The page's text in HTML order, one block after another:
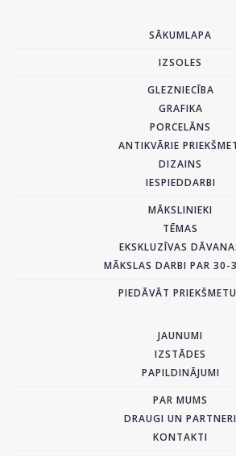
SĀKUMLAPA
IZSOLES
GLEZNIECĪBA
GRAFIKA
PORCELĀNS
ANTIKVĀRIE
DIZAINS
IESPIEDDARBI
MĀKSLINIEKI
TĒMAS
EKSKLUZĪVAS
MĀKSLAS DARBI PAR 30-
PIEDĀVĀT
JAUNUMI
IZSTĀDES
PAPILDINĀJUMI
PAR MUMS
DRAUGI UN PARTNERI
KONTAKTI